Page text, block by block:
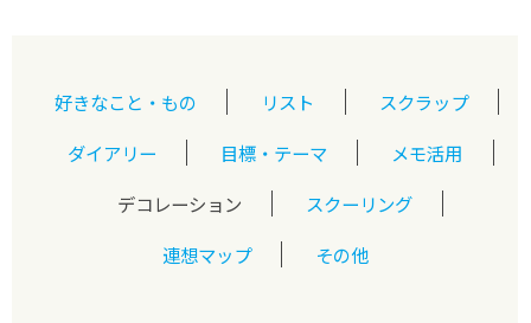
好きなこと・もの リスト
スクラップ
ダイアリー
目標・テーマ
メモ活用
デコレーション
スクーリング
連想マップ
その他